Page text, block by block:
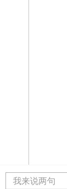
我来说两句